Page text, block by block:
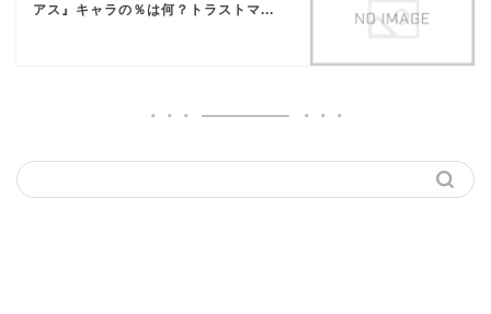
アス』キャラの％は何？トラストマ...